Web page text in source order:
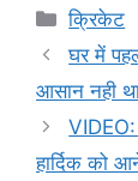
क्रिकेट
घर में
आसान नही
VIDEO:
हार्दिक को